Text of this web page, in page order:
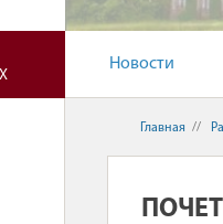
Новости
Главная //